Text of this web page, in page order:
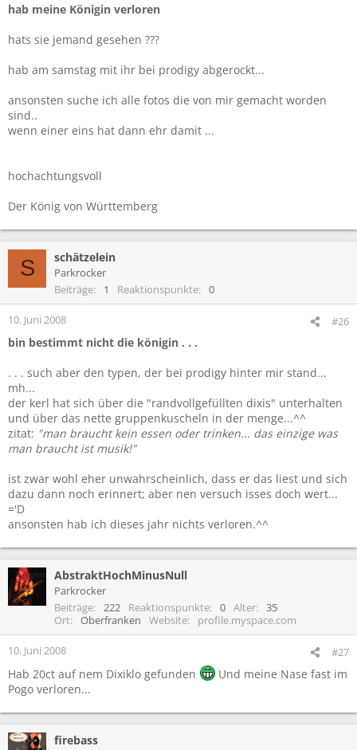
hab meine Königin verloren
hats sie jemand gesehen ???
hab am samstag mit ihr bei prodigy abgerockt...
ansonsten suche ich alle fotos die von mir gemacht worden
sind..
wenn einer eins hat dann ehr damit ...
hochachtungsvoll
Der König von Württemberg
S schätzelein
Parkrocker
Beiträge
1 Reaktionspunkte 0
10. Juni 2008 #26
bin bestimmt nicht die königin . . .
. . . such aber den typen, der bei prodigy hinter mir stand...
mh...
der kerl hat sich über die "randvollgefüllten dixis" unterhalten
und über das nette gruppenkuscheln in der menge...^^
zitat: "man braucht kein essen oder trinken... das einzige was
man braucht ist musik!"
ist zwar wohl eher unwahrscheinlich, dass er das liest und sich
dazu dann noch erinnert; aber nen versuch isses doch wert...
='D
ansonsten hab ich dieses jahr nichts verloren.^^
AbstraktHochMinusNull
Parkrocker
Beiträge
222 Reaktionspunkte 0 Alter
35
Ort
Oberfranken Website profile.myspace.com
10. Juni 2008 #27
Hab 20ct auf nem Dixiklo gefunden
Und meine Nase fast im
Pogo verloren...
firebass